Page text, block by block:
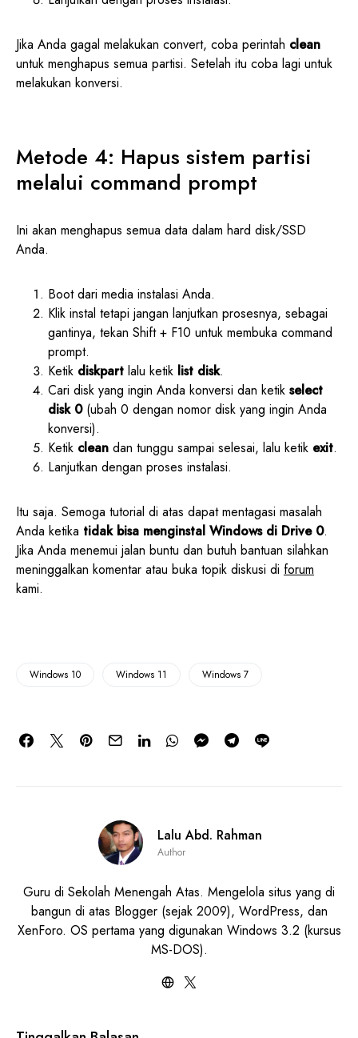
Jika Anda gagal melakukan convert, coba perintah clean
untuk menghapus semua partisi. Setelah itu coba lagi untuk
melakukan konversi.
Metode 4: Hapus sistem partisi
melalui command prompt
Ini akan menghapus semua data dalam hard disk/SSD
Anda.
Boot dari media instalasi Anda.
Klik instal tetapi jangan lanjutkan prosesnya, sebagai
gantinya, tekan Shift + F10 untuk membuka command
prompt.
Ketik diskpart lalu ketik list disk.
Cari disk yang ingin Anda konversi dan ketik select
disk 0(ubah 0 dengan nomor disk yang ingin Anda
konversi).
Ketik clean dan tunggu sampai selesai, lalu ketik exit.
Lanjutkan dengan proses instalasi.
Itu saja. Semoga tutorial di atas dapat mentagasi masalah
Anda ketika tidak bisa menginstal Windows di Drive 0.
Jika Anda menemui jalan buntu dan butuh bantuan silahkan
meninggalkan komentar atau buka topik diskusi di forum
kami.
Windows 10 Windows 11 Windows 7
Lalu Abd. Rahman
Author
Guru di Sekolah Menengah Atas. Mengelola situs yang di
bangun di atas Blogger (sejak 2009), WordPress, dan
XenForo. OS pertama yang digunakan Windows 3.2 (kursus
MS-DOS).